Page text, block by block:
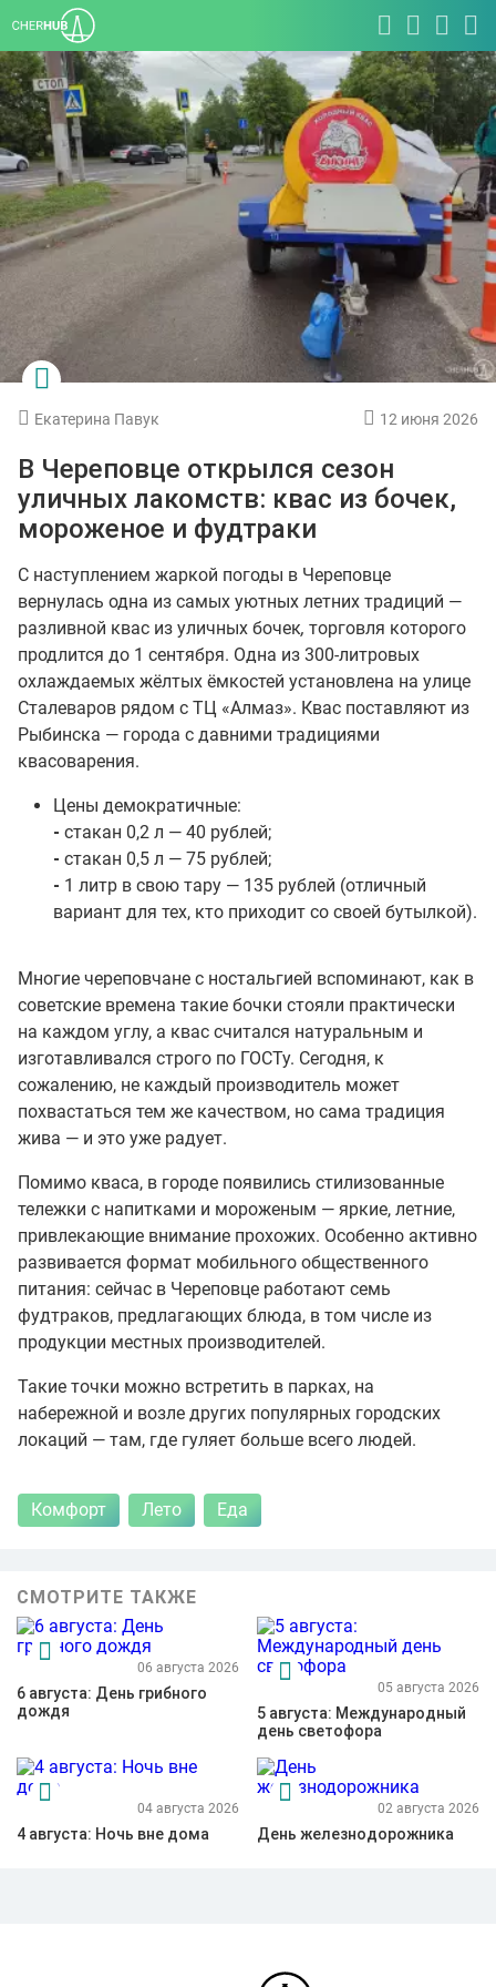
Екатерина Павук 12 июня 2026
В Череповце открылся сезон
уличных лакомств: квас из бочек,
мороженое и фудтраки
С наступлением жаркой погоды в Череповце
вернулась одна из самых уютных летних традиций —
разливной квас из уличных бочек, торговля которого
продлится до 1 сентября. Одна из 300-литровых
охлаждаемых жёлтых ёмкостей установлена на улице
Сталеваров рядом с ТЦ «Алмаз». Квас поставляют из
Рыбинска — города с давними традициями
квасоварения.
Цены демократичные:
- стакан 0,2 л — 40 рублей;
- стакан 0,5 л — 75 рублей;
- 1 литр в свою тару — 135 рублей (отличный
вариант для тех, кто приходит со своей бутылкой).
Многие череповчане с ностальгией вспоминают, как в
советские времена такие бочки стояли практически
на каждом углу, а квас считался натуральным и
изготавливался строго по ГОСТу. Сегодня, к
сожалению, не каждый производитель может
похвастаться тем же качеством, но сама традиция
жива — и это уже радует.
Помимо кваса, в городе появились стилизованные
тележки с напитками и мороженым — яркие, летние,
привлекающие внимание прохожих. Особенно активно
развивается формат мобильного общественного
питания: сейчас в Череповце работают семь
фудтраков, предлагающих блюда, в том числе из
продукции местных производителей.
Такие точки можно встретить в парках, на
набережной и возле других популярных городских
локаций — там, где гуляет больше всего людей.
Комфорт Лето Еда
СМОТРИТЕ ТАКЖЕ
06 августа 2026
6 августа: День грибного
дождя
05 августа 2026
5 августа: Международный
день светофора
04 августа 2026
4 августа: Ночь вне дома
02 августа 2026
День железнодорожника